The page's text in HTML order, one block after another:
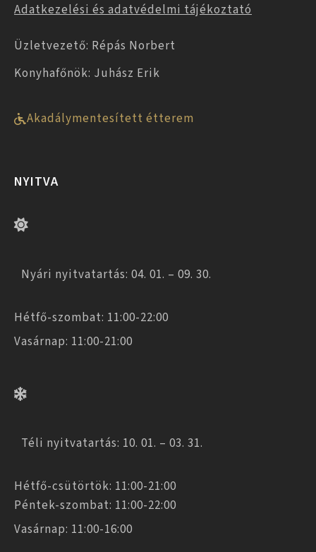
Adatkezelési és adatvédelmi tájékoztató
Üzletvezető: Répás Norbert
Konyhafőnök: Juhász Erik
Akadálymentesített étterem
NYITVA
Nyári nyitvatartás: 04. 01. – 09. 30.
Hétfő-szombat: 11:00-22:00
Vasárnap: 11:00-21:00
Téli nyitvatartás: 10. 01. – 03. 31.
Hétfő-csütörtök: 11:00-21:00
Péntek-szombat: 11:00-22:00
Vasárnap: 11:00-16:00